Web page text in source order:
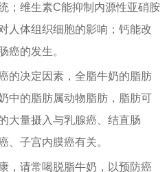
；维生素C能抑制内源性亚硝胺
人体组织细胞的影响；钙能改
癌的发生。
的决定因素，全脂牛奶的脂肪
中的脂肪属动物脂肪，脂肪可
大量摄入与乳腺癌、结直肠
、子宫内膜癌有关。
，请常喝脱脂牛奶，以预防癌